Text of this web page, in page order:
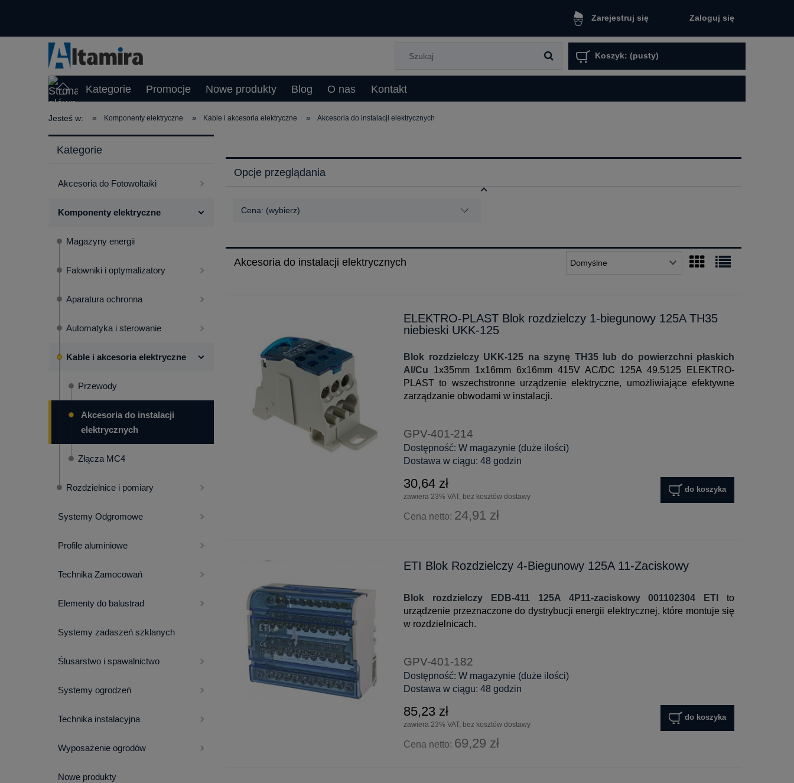
Zarejestruj się Zaloguj się
Koszyk: (pusty)
Kategorie Promocje Nowe produkty Blog O nas Kontakt
Jesteś w: » Komponenty elektryczne » Kable i akcesoria elektryczne » Akcesoria do instalacji elektrycznych
Kategorie
Akcesoria do Fotowoltaiki
Komponenty elektryczne
Magazyny energii
Falowniki i optymalizatory
Aparatura ochronna
Automatyka i sterowanie
Kable i akcesoria elektryczne
Przewody
Akcesoria do instalacji
elektrycznych
Złącza MC4
Rozdzielnice i pomiary
Systemy Odgromowe
Profile aluminiowe
Technika Zamocowań
Elementy do balustrad
Systemy zadaszeń szklanych
Ślusarstwo i spawalnictwo
Systemy ogrodzeń
Technika instalacyjna
Wyposażenie ogrodów
Nowe produkty
Opcje przeglądania
Cena: (wybierz)
Akcesoria do instalacji elektrycznych
ELEKTRO-PLAST Blok rozdzielczy 1-biegunowy 125A TH35
niebieski UKK-125
Blok rozdzielczy UKK-125 na szynę TH35 lub do powierzchni płaskich
Al/Cu 1x35mm 1x16mm 6x16mm 415V AC/DC 125A 49.5125 ELEKTRO-
PLAST to wszechstronne urządzenie elektryczne, umożliwiające efektywne
zarządzanie obwodami w instalacji.
GPV-401-214
Dostępność: W magazynie (duże ilości)
Dostawa w ciągu: 48 godzin
30,64 zł
zawiera 23% VAT, bez kosztów dostawy
Cena netto: 24,91 zł
do koszyka
ETI Blok Rozdzielczy 4-Biegunowy 125A 11-Zaciskowy
Blok rozdzielczy EDB-411 125A 4P11-zaciskowy 001102304 ETI
to
urządzenie przeznaczone do dystrybucji energii elektrycznej, które montuje się
w rozdzielnicach.
GPV-401-182
Dostępność: W magazynie (duże ilości)
Dostawa w ciągu: 48 godzin
85,23 zł
zawiera 23% VAT, bez kosztów dostawy
Cena netto: 69,29 zł
do koszyka